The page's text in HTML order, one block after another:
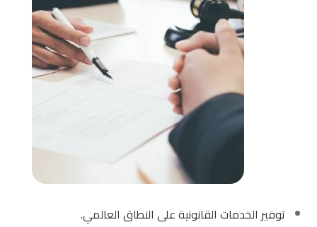
توفير الخدمات القانونية على النطاق العالمي.